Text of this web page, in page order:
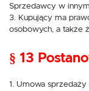
Sprzedawcy w
3. Kupujący ma
osobowych, a także
§ 13
1. Umowa